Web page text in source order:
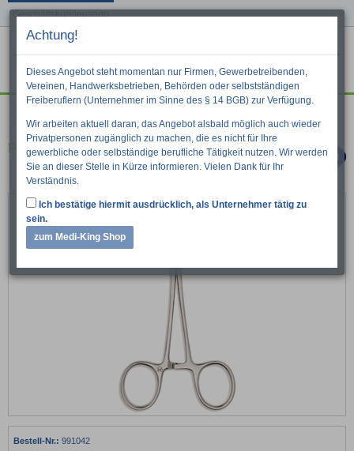
Geschäftskundenshop
Menu Suche
Peha Kocherklemme, chirurgisch gerade
991042
Achtung!
Dieses Angebot steht momentan nur Firmen, Gewerbetreibenden,
Vereinen, Handwerksbetrieben, Behörden oder selbstständigen
Freiberuflern (Unternehmer im Sinne des § 14 BGB) zur Verfügung.
Wir arbeiten aktuell daran, das Angebot alsbald möglich auch wieder
Privatpersonen zugänglich zu machen, die es nicht für Ihre
gewerbliche oder selbständige berufliche Tätigkeit nutzen. Wir werden
Sie an dieser Stelle in Kürze informieren. Vielen Dank für Ihr
Verständnis.
Ich bestätige hiermit ausdrücklich, als Unternehmer tätig zu
sein.
zum Medi-King Shop